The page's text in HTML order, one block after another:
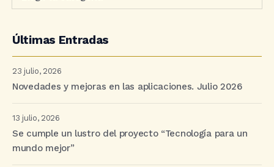
Últimas Entradas
23 julio, 2026
Novedades y mejoras en las aplicaciones. Julio 2026
13 julio, 2026
Se cumple un lustro del proyecto “Tecnología para un
mundo mejor”